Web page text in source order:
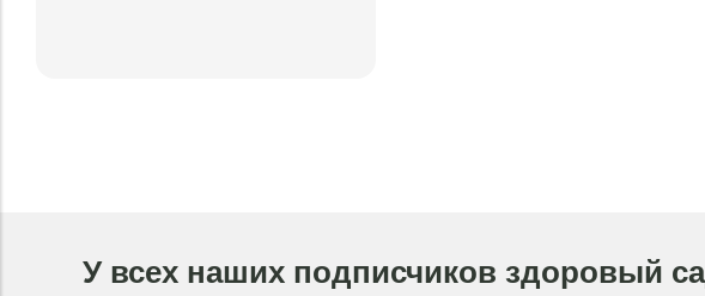
У всех наших подписчиков здоровый